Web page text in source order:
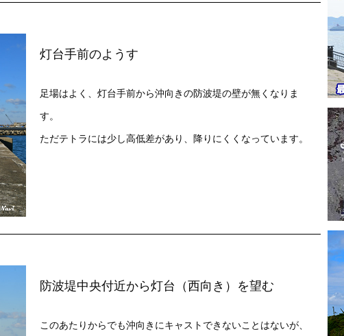
灯台手前のようす
足場はよく、灯台手前から沖向きの防波堤の壁が無くなりま
す。
ただテトラには少し高低差があり、降りにくくなっています。
防波堤中央付近から灯台（西向き）を望む
このあたりからでも沖向きにキャストできないことはないが、